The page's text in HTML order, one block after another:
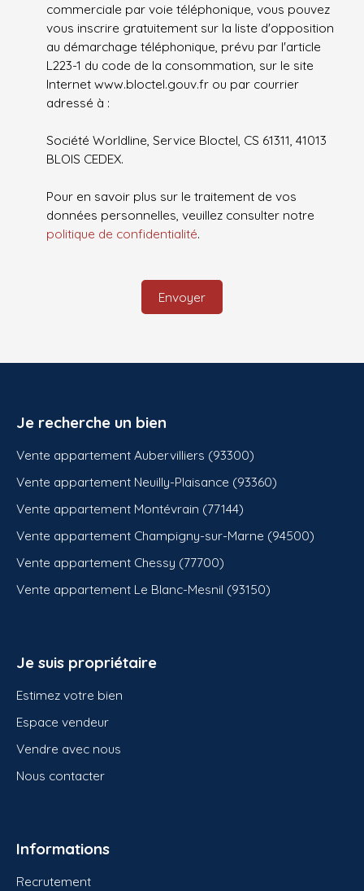
commerciale par voie téléphonique, vous pouvez
vous inscrire gratuitement sur la liste d'opposition
au démarchage téléphonique, prévu par l'article
L223-1 du code de la consommation, sur le site
Internet www.bloctel.gouv.fr ou par courrier
adressé à :
Société Worldline, Service Bloctel, CS 61311, 41013
BLOIS CEDEX.
Pour en savoir plus sur le traitement de vos
données personnelles, veuillez consulter notre
politique de confidentialité.
Envoyer
Je recherche un bien
Vente appartement Aubervilliers (93300)
Vente appartement Neuilly-Plaisance (93360)
Vente appartement Montévrain (77144)
Vente appartement Champigny-sur-Marne (94500)
Vente appartement Chessy (77700)
Vente appartement Le Blanc-Mesnil (93150)
Je suis propriétaire
Estimez votre bien
Espace vendeur
Vendre avec nous
Nous contacter
Informations
Recrutement